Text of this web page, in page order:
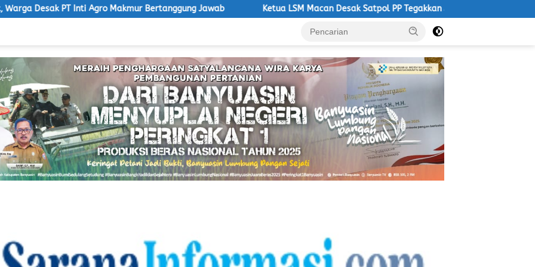
Makmur Bertanggung Jawab Ketua LSM Macan Desak Satpol PP Tegakkan Aturan, Operasional PKS Tanpa Izin Harus